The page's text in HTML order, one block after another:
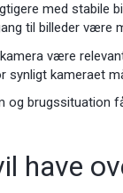
med stabile
til billeder være
være
kameraet
og brugssituation
have